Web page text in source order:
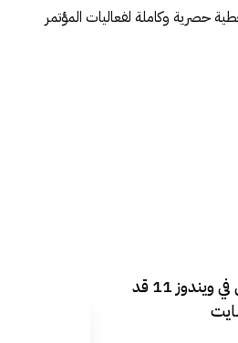
حصرية وكاملة لفعاليات المؤتمر
مايكروسوفت تعترف بخلل في ويندوز 11 قد